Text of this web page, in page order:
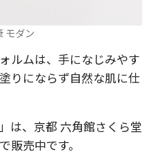
モダン
ルムは、手になじみやす
りにならず自然な肌に仕
は、京都 六角館さくら堂
販売中です。